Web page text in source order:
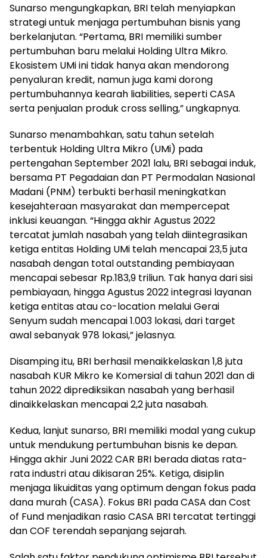
Sunarso mengungkapkan, BRI telah menyiapkan
strategi untuk menjaga pertumbuhan bisnis yang
berkelanjutan. “Pertama, BRI memiliki sumber
pertumbuhan baru melalui Holding Ultra Mikro.
Ekosistem UMi ini tidak hanya akan mendorong
penyaluran kredit, namun juga kami dorong
pertumbuhannya kearah liabilities, seperti CASA
serta penjualan produk cross selling,” ungkapnya.
Sunarso menambahkan, satu tahun setelah
terbentuk Holding Ultra Mikro (UMi) pada
pertengahan September 2021 lalu, BRI sebagai induk,
bersama PT Pegadaian dan PT Permodalan Nasional
Madani (PNM) terbukti berhasil meningkatkan
kesejahteraan masyarakat dan mempercepat
inklusi keuangan. “Hingga akhir Agustus 2022
tercatat jumlah nasabah yang telah diintegrasikan
ketiga entitas Holding UMi telah mencapai 23,5 juta
nasabah dengan total outstanding pembiayaan
mencapai sebesar Rp.183,9 triliun. Tak hanya dari sisi
pembiayaan, hingga Agustus 2022 integrasi layanan
ketiga entitas atau co-location melalui Gerai
Senyum sudah mencapai 1.003 lokasi, dari target
awal sebanyak 978 lokasi,” jelasnya.
Disamping itu, BRI berhasil menaikkelaskan 1,8 juta
nasabah KUR Mikro ke Komersial di tahun 2021 dan di
tahun 2022 diprediksikan nasabah yang berhasil
dinaikkelaskan mencapai 2,2 juta nasabah.
Kedua, lanjut sunarso, BRI memiliki modal yang cukup
untuk mendukung pertumbuhan bisnis ke depan.
Hingga akhir Juni 2022 CAR BRI berada diatas rata-
rata industri atau dikisaran 25%. Ketiga, disiplin
menjaga likuiditas yang optimum dengan fokus pada
dana murah (CASA). Fokus BRI pada CASA dan Cost
of Fund menjadikan rasio CASA BRI tercatat tertinggi
dan COF terendah sepanjang sejarah.